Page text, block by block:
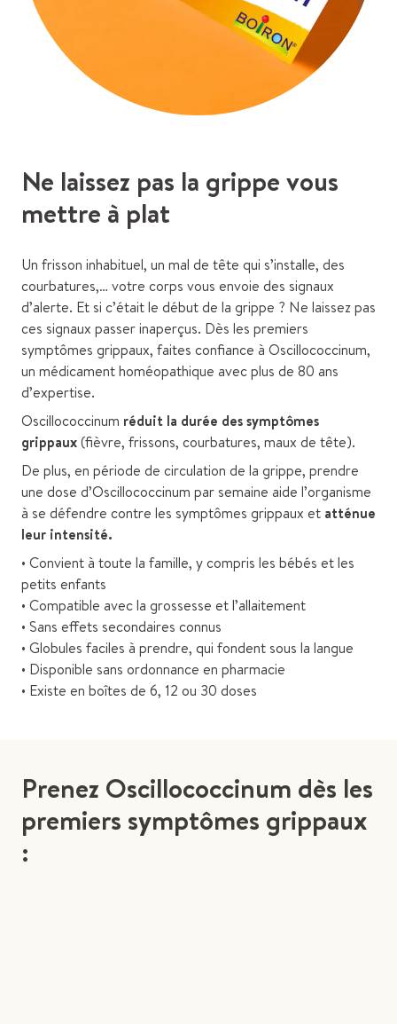
Ne laissez pas la grippe vous
mettre à plat
Un frisson inhabituel, un mal de tête qui s’installe, des
courbatures,… votre corps vous envoie des signaux
d’alerte. Et si c’était le début de la grippe ? Ne laissez pas
ces signaux passer inaperçus. Dès les premiers
symptômes grippaux, faites confiance à Oscillococcinum,
un médicament homéopathique avec plus de 80 ans
d’expertise.
Oscillococcinum réduit la durée des symptômes
grippaux(fièvre, frissons, courbatures, maux de tête).
De plus, en période de circulation de la grippe, prendre
une dose d’Oscillococcinum par semaine aide l’organisme
à se défendre contre les symptômes grippaux et atténue
leur intensité.
• Convient à toute la famille, y compris les bébés et les
petits enfants
• Compatible avec la grossesse et l’allaitement
• Sans effets secondaires connus
• Globules faciles à prendre, qui fondent sous la langue
• Disponible sans ordonnance en pharmacie
• Existe en boîtes de 6, 12 ou 30 doses
Prenez Oscillococcinum dès les
premiers symptômes grippaux
: